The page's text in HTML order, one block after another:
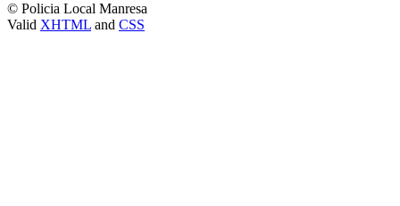
© Policia Local Manresa
Valid XHTML and CSS